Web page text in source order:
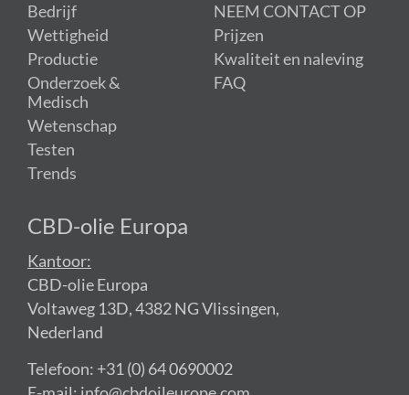
Bedrijf
Wettigheid
Productie
Onderzoek &
Medisch
Wetenschap
Testen
Trends
NEEM CONTACT OP
Prijzen
Kwaliteit en naleving
FAQ
CBD-olie Europa
Kantoor:
CBD-olie Europa
Voltaweg 13D, 4382 NG Vlissingen,
Nederland
Telefoon: +31 (0) 64 0690002